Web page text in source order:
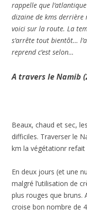
rappelle que
dizaine de kms derrière
voici sur la route. La
s’arrête tout bientôt…
reprend c’est selon…
A travers le Namib
Beaux, chaud et sec,
difficiles. Traverser le
km la végétationr refait
En deux jours (et une
malgré l’utilisation de
plus rouges que bruns.
croise bon nombre de